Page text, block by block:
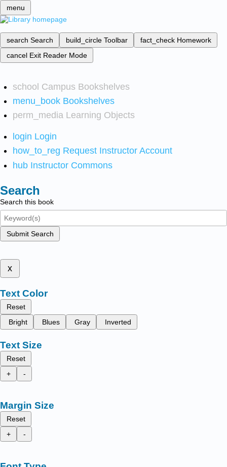
menu
search Search build_circle Toolbar fact_check Homework
cancel Exit Reader Mode
school Campus Bookshelves
menu_book Bookshelves
perm_media Learning Objects
login Login
how_to_reg Request Instructor Account
hub Instructor Commons
Search
Search this book
Submit Search
x
Text Color
Reset
Bright
Blues Gray Inverted
Text Size
Reset
+
-
Margin Size
Reset
+
-